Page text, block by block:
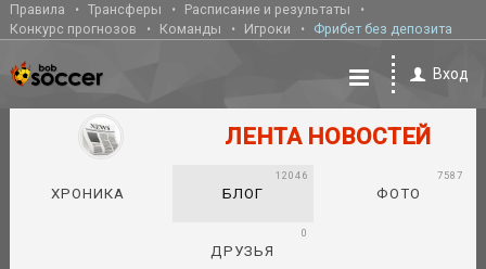
Правила Трансферы
Расписание и результаты
Конкурс прогнозов
Команды Игроки Фрибет без депозита
Вход
ЛЕНТА НОВОСТЕЙ
ХРОНИКА БЛОГ
12046
ФОТО
7587
ДРУЗЬЯ
0